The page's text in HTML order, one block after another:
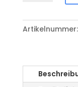
Plus
Menge
Artikelnummer: